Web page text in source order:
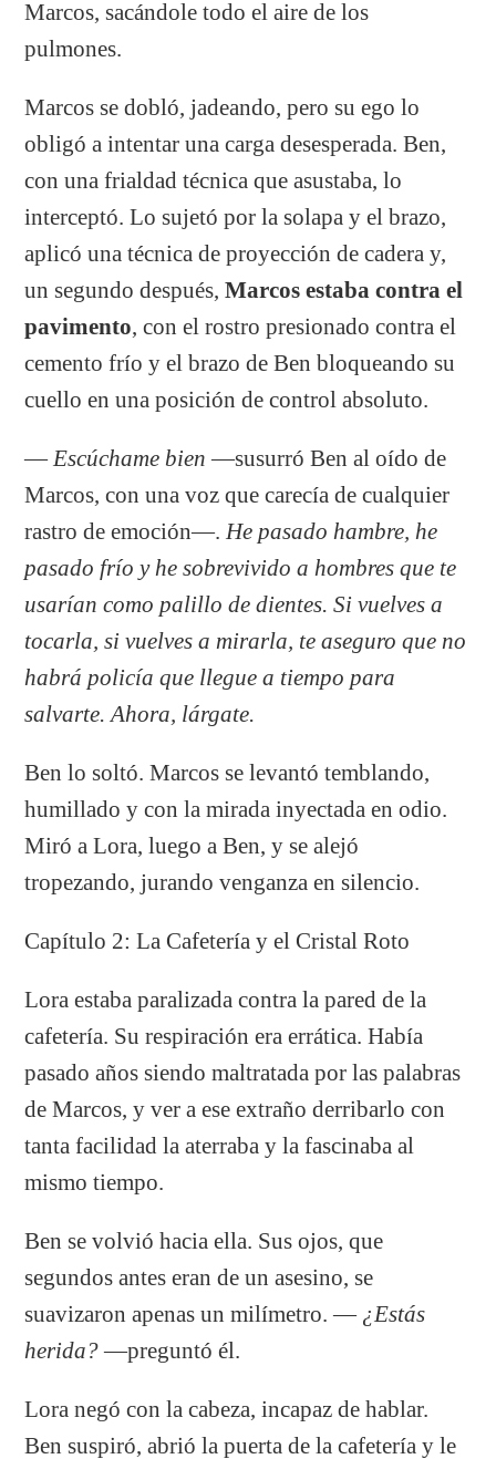
Marcos, sacándole todo el aire de los
pulmones.
Marcos se dobló, jadeando, pero su ego lo
obligó a intentar una carga desesperada. Ben,
con una frialdad técnica que asustaba, lo
interceptó. Lo sujetó por la solapa y el brazo,
aplicó una técnica de proyección de cadera y,
un segundo después,Marcos estaba contra el
pavimento, con el rostro presionado contra el
cemento frío y el brazo de Ben bloqueando su
cuello en una posición de control absoluto.
— Escúchame bien —susurró Ben al oído de
Marcos, con una voz que carecía de cualquier
rastro de emoción—. He pasado hambre, he
pasado frío y he sobrevivido a hombres que te
usarían como palillo de dientes. Si vuelves a
tocarla, si vuelves a mirarla, te aseguro que no
habrá policía que llegue a tiempo para
salvarte. Ahora, lárgate.
Ben lo soltó. Marcos se levantó temblando,
humillado y con la mirada inyectada en odio.
Miró a Lora, luego a Ben, y se alejó
tropezando, jurando venganza en silencio.
Capítulo 2: La Cafetería y el Cristal Roto
Lora estaba paralizada contra la pared de la
cafetería. Su respiración era errática. Había
pasado años siendo maltratada por las palabras
de Marcos, y ver a ese extraño derribarlo con
tanta facilidad la aterraba y la fascinaba al
mismo tiempo.
Ben se volvió hacia ella. Sus ojos, que
segundos antes eran de un asesino, se
suavizaron apenas un milímetro. — ¿Estás
herida?—preguntó él.
Lora negó con la cabeza, incapaz de hablar.
Ben suspiró, abrió la puerta de la cafetería y le